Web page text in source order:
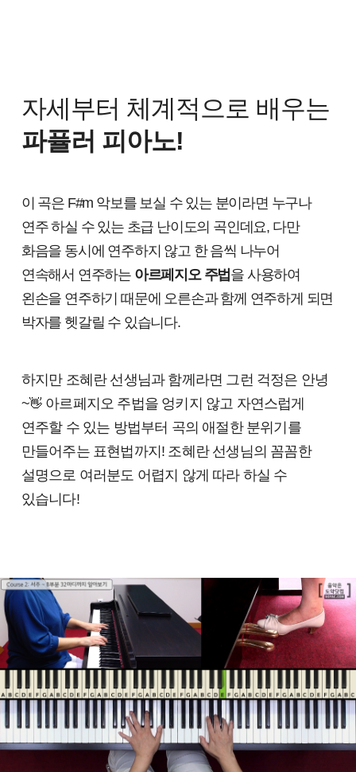
자세부터 체계적으로 배우는
파퓰러 피아노!
이 곡은 F#m 악보를 보실 수 있는 분이라면 누구나
연주 하실 수 있는 초급 난이도의 곡인데요, 다만
화음을 동시에 연주하지 않고 한 음씩 나누어
연속해서 연주하는 아르페지오 주법 을 사용하여
왼손을 연주하기 때문에 오른손과 함께 연주하게 되면
박자를 헷갈릴 수 있습니다.
하지만 조혜란 선생님과 함께라면 그런 걱정은 안녕
~👋 아르페지오 주법을 엉키지 않고 자연스럽게
연주할 수 있는 방법부터 곡의 애절한 분위기를
만들어주는 표현법까지! 조혜란 선생님의 꼼꼼한
설명으로 여러분도 어렵지 않게 따라 하실 수
있습니다!